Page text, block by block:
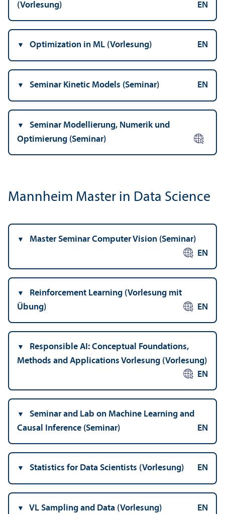
(Vorlesung) EN
Optimization in ML (Vorlesung) EN
Seminar Kinetic Models (Seminar) EN
Seminar Modellierung, Numerik und
Optimierung (Seminar)
Mannheim Master in Data Science
Master Seminar Computer Vision (Seminar)
EN
Reinforcement Learning (Vorlesung mit
Übung)
EN
Responsible AI: Conceptual Foundations,
Methods and Applications Vorlesung (Vorlesung)
EN
Seminar and Lab on Machine Learning and
Causal Inference (Seminar)
EN
Statistics for Data Scientists (Vorlesung) EN
VL Sampling and Data (Vorlesung) EN